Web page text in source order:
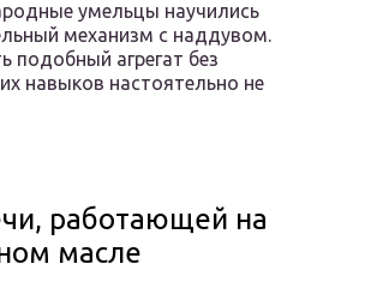
умельцы научились
механизм с наддувом.
подобный агрегат без
навыков настоятельно не
работающей на
масле